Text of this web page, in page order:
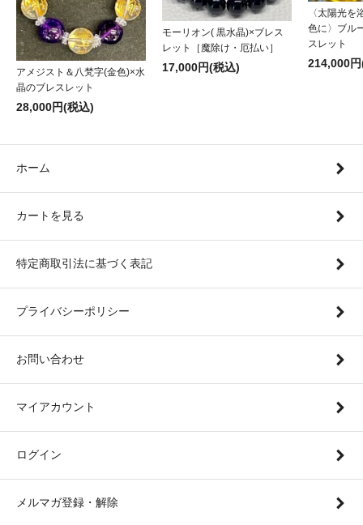
アメジスト＆八梵字(金色)×水
晶のブレスレット
28,000円(税込)
モーリオン( 黒水晶)×ブレス
レット［魔除け・厄払い］
17,000円(税込)
〈太陽光を
色に〉ブル
スレット
214,000
ホーム
カートを見る
特定商取引法に基づく表記
プライバシーポリシー
お問い合わせ
マイアカウント
ログイン
メルマガ登録・解除